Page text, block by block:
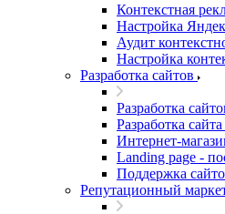
Контекстная
Настройка
Аудит
Настройка
Разработка сайтов
Разработка
Разработка
Интернет-
Landing page -
Поддержка
Репутационный